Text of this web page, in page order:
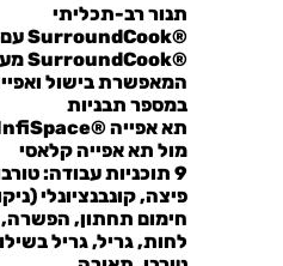
תנור רב-תכליתי
®SurroundCook עם טורבו אקטיבי
®SurroundCook
המאפשרת בישול
במספר תבניות
תא אפייה ®InfiSpace
מול תא אפייה קלאסי
9 תוכניות עבודה:
פיצה, קונבנציונלי
חימום תחתון, הפשרה,
לחות, גריל, גריל